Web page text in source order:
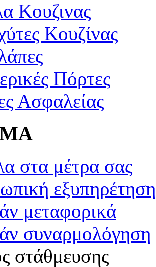
Κουζινας
Κουζίνας
Πόρτες
Ασφαλείας
στα μέτρα σας
εξυπηρέτηση
μεταφορικά
συναρμολόγηση
στάθμευσης